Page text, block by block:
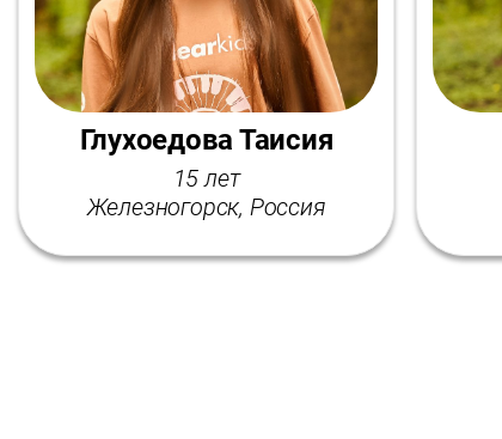
Глухоедова Таисия
15 лет
Железногорск, Россия